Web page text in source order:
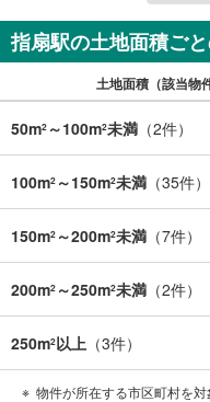
指扇駅の土地面積ご
土地面積（該当物
50m2 ～100m2未満 （2件）
100m2 ～150m2未満 （35件）
150m2 ～200m2未満 （7件）
200m2 ～250m2未満 （2件）
250m2以上 （3件）
物件が所在する市区町村を対